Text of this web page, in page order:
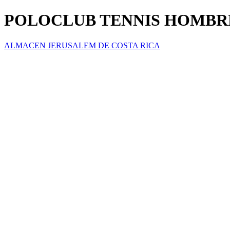
POLOCLUB TENNIS
ALMACEN JERUSALEM DE COSTA RICA